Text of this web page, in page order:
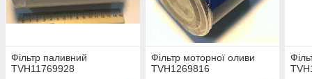
Фільтр паливний
TVH11769928
Фільтр моторної оливи
TVH1269816